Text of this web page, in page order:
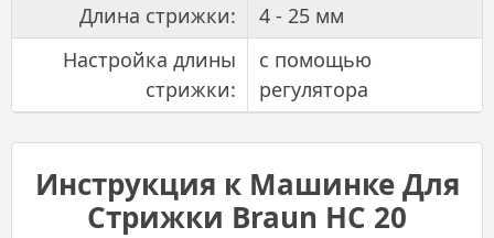
Длина стрижки:
4 - 25 мм
Настройка длины
стрижки:
с помощью
регулятора
Инструкция к Машинке Для
Стрижки Braun HC 20